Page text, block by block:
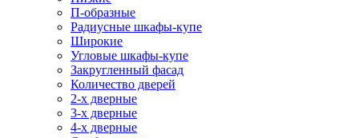
П-образные
Радиусные шкафы-купе
Широкие
Угловые шкафы-купе
Закругленный фасад
Количество дверей
2-х дверные
3-х дверные
4-х дверные